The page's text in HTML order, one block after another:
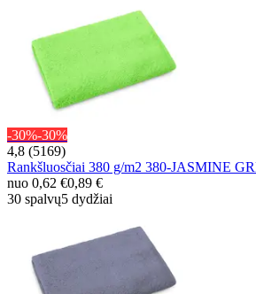
-30%-30%
4,8 (5169)
Rankšluosčiai 380 g/m2 380-JASMINE
nuo 0,62 €0,89 €
30 spalvų5 dydžiai